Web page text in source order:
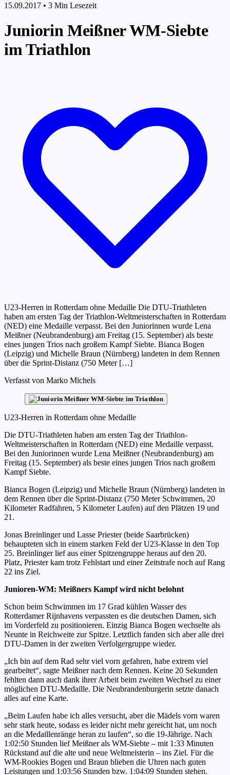
15.09.2017 • 3 Min Lesezeit
Juniorin Meißner WM-Siebte
im Triathlon
U23-Herren in Rotterdam ohne Medaille Die DTU-Triathleten
haben am ersten Tag der Triathlon-Weltmeisterschaften in Rotterdam
(NED) eine Medaille verpasst. Bei den Juniorinnen wurde Lena
Meißner (Neubrandenburg) am Freitag (15. September) als beste
eines jungen Trios nach großem Kampf Siebte. Bianca Bogen
(Leipzig) und Michelle Braun (Nürnberg) landeten in dem Rennen
über die Sprint-Distanz (750 Meter […]
Verfasst von Marko Michels
U23-Herren in Rotterdam ohne Medaille
Die DTU-Triathleten haben am ersten Tag der Triathlon-
Weltmeisterschaften in Rotterdam (NED) eine Medaille verpasst.
Bei den Juniorinnen wurde Lena Meißner (Neubrandenburg) am
Freitag (15. September) als beste eines jungen Trios nach großem
Kampf Siebte.
Bianca Bogen (Leipzig) und Michelle Braun (Nürnberg) landeten in
dem Rennen über die Sprint-Distanz (750 Meter Schwimmen, 20
Kilometer Radfahren, 5 Kilometer Laufen) auf den Plätzen 19 und
21.
Jonas Breinlinger und Lasse Priester (beide Saarbrücken)
behaupteten sich in einem starken Feld der U23-Klasse in den Top
25. Breinlinger lief aus einer Spitzengruppe heraus auf den 20.
Platz, Priester kam trotz Fehlstart und einer Zeitstrafe noch auf Rang
22 ins Ziel.
Junioren-WM: Meißners Kampf wird nicht belohnt
Schon beim Schwimmen im 17 Grad kühlen Wasser des
Rotterdamer Rijnhavens verpassten es die deutschen Damen, sich
im Vorderfeld zu positionieren. Einzig Bianca Bogen wechselte als
Neunte in Reichweite zur Spitze. Letztlich fanden sich aber alle drei
DTU-Damen in der zweiten Verfolgergruppe wieder.
„Ich bin auf dem Rad sehr viel vorn gefahren, habe extrem viel
gearbeitet“, sagte Meißner nach dem Rennen. Keine 20 Sekunden
fehlten dann auch dank ihrer Arbeit beim zweiten Wechsel zu einer
möglichen DTU-Medaille. Die Neubrandenburgerin setzte danach
alles auf eine Karte.
„Beim Laufen habe ich alles versucht, aber die Mädels vorn waren
sehr stark heute, sodass es leider nicht mehr gereicht hat, um noch
an die Medaillenränge heran zu laufen“, so die 19-Jährige. Nach
1:02:50 Stunden lief Meißner als WM-Siebte – mit 1:33 Minuten
Rückstand auf die alte und neue Weltmeisterin – ins Ziel. Für die
WM-Rookies Bogen und Braun blieben die Uhren nach guten
Leistungen und 1:03:56 Stunden bzw. 1:04:09 Stunden stehen.